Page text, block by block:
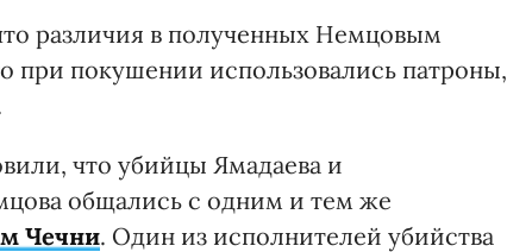
различия в полученных Немцовым
при покушении использовались патроны,
что убийцы Ямадаева и
общались с одним и тем же
Чечни. Один из исполнителей убийства